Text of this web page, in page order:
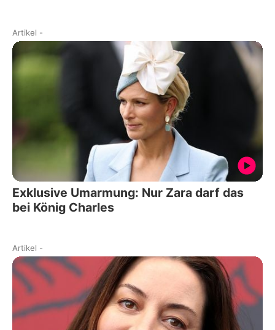
Artikel -
Exklusive Umarmung: Nur Zara darf das
bei König Charles
Artikel -